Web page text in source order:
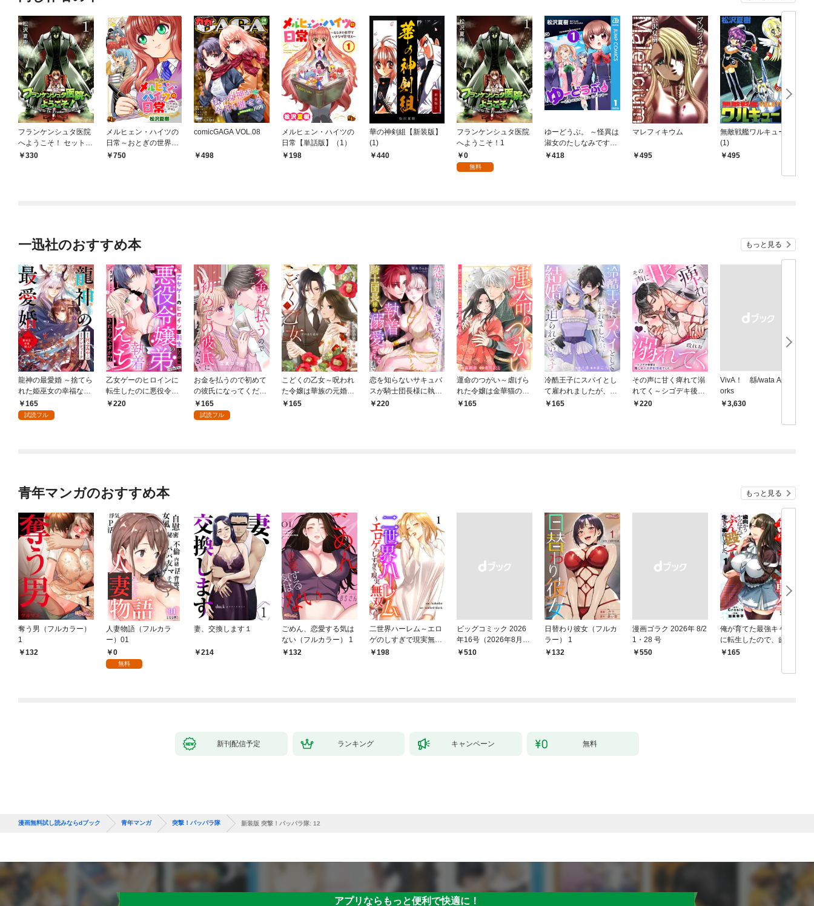
フランケンシュタ医院
へようこそ！ セット版
1 330
メルヒェン・ハイツの
日常～おとぎの世界で
いきなり管理人～【電
750
comicGAGA VOL.08
498
メルヒェン・ハイツの
日常【単話版】（1）
198
華の神剣組【新装版】
(1)
440
フランケンシュタ医院
へようこそ！1
0
無料
ゆーどうぶ。 ～怪異は
淑女のたしなみです～
1 418
マレフィキウム
495
無敵戦艦ワルキューレ
(1)
495
一迅社のおすすめ本 もっと見る
龍神の最愛婚 ～捨てら
れた姫巫女の幸福な嫁
入り～: 1
165
試読フル
乙女ゲーのヒロインに
転生したのに悪役令嬢
の弟（攻略対象外）に
220
お金を払うので初めて
の彼氏になってくださ
い: 1
165
試読フル
こどくの乙女～呪われ
た令嬢は華族の元婚約
者に溺愛される～: 1
165
恋を知らないサキュバ
スが騎士団長様に執着
溺愛されるまで: 1
220
運命のつがい～虐げら
れた令嬢は金華猫の一
途な愛で幸せを掴む～:
165
冷酷王子にスパイとし
て雇われましたが、結
婚を迫られています: 1
165
その声に甘く痺れて溺
れてく～シゴデキ後輩
は推しのメロ声配信者
220
VivA！ 緜/wata Art W
orks
￥3,630
青年マンガのおすすめ本 もっと見る
奪う男（フルカラー）
1
132
人妻物語（フルカラ
ー）01
0
無料
妻、交換します１
214
ごめん、恋愛する気は
ない（フルカラー） 1
132
二世界ハーレム～エロ
ゲのしすぎで現実無双
～１198
ビッグコミック 2026
年16号（2026年8月7
日発売）
￥510
日替わり彼女（フルカ
ラー） 1
132
漫画ゴラク 2026年 8/2
1・28 号
￥550
俺が育てた最強キャラ
に転生したので、歯向
かうヤツはすべてぶん
165
新刊配信予定 ランキング キャンペーン 無料
漫画無料試し読みならdブック 青年マンガ 突撃！パッパラ隊 新装版 突撃！パッパラ隊: 12
アプリならもっと便利で快適に！